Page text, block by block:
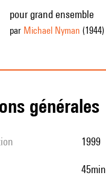
pour grand ensemble
par Michael Nyman (1944)
générales
1999
45min